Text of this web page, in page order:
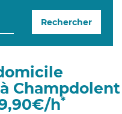
g
i
Rechercher
à Champdolent
h*